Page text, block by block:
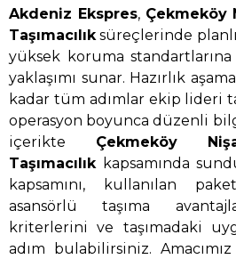
Akdeniz Ekspres, Çekmeköy
Taşımacılıksüreçlerinde
yüksek koruma standartlarına
yaklaşımı sunar. Hazırlık
kadar tüm adımlar ekip lideri
operasyon boyunca düzenli
içerikte Çekmeköy
Taşımacılıkkapsamında
kapsamını, kullanılan
asansörlü taşıma
kriterlerini ve taşımadaki
adım bulabilirsiniz. Amacımız